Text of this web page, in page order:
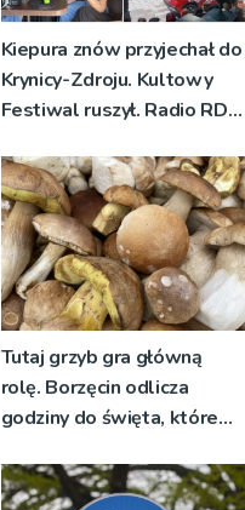
Kiepura znów przyjechał do
Krynicy-Zdroju. Kultowy
Festiwal ruszył. Radio RDN
żywo [ZDJĘCIA]
Tutaj grzyb gra główną
rolę. Borzęcin odlicza
godziny do święta, które
pokoleń